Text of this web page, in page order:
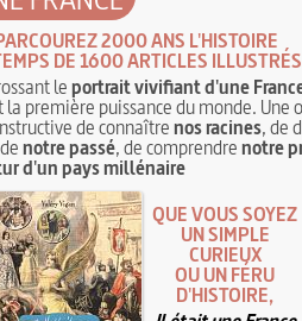
2000 ANS L'HISTOIRE
DE 1600 ARTICLES ILLUSTRÉS
leportrait vivifiant d'une
première puissance du monde. Une
de connaîtrenos racines, de
notre passé, de comprendrenotre
d'un pays millénaire
QUE VOUS SOYEZ
UN SIMPLE
CURIEUX
OU UN FÉRU
D'HISTOIRE,